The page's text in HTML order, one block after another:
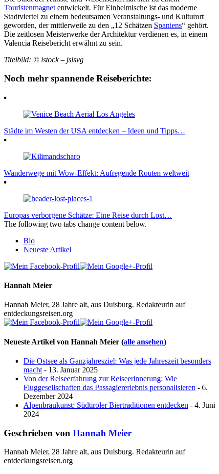
Touristenmagnet entwickelt. Für Einheimische ist das moderne
Stadtviertel zu einem bedeutsamen Veranstaltungs- und Kulturort
geworden, der mittlerweile zu den „12 Schätzen Spaniens“ gehört.
Die zeitlosen Meisterwerke der Architektur verdienen es, in einem
Valencia Reisebericht erwähnt zu sein.
Titelbild: © istock – jslsvg
Noch mehr spannende Reiseberichte:
Städte im Westen der USA entdecken – Ideen und Tipps…
Wanderwege mit Wow-Effekt: Aufregende Routen weltweit
Europas verborgene Schätze: Eine Reise durch Lost…
The following two tabs change content below.
Bio
Neueste Artikel
Hannah Meier
Hannah Meier, 28 Jahre alt, aus Duisburg. Redakteurin auf
entdeckungsreisen.org
Neueste Artikel von Hannah Meier (alle ansehen)
Die Ostsee als Ganzjahresziel: Was jede Jahreszeit besonders
macht - 13. Januar 2025
Von der Reiseerfahrung zur Reiseerinnerung: Wie
Fluggesellschaften das Passagiererlebnis personalisieren - 6.
Dezember 2024
Alpenbraukunst: Südtiroler Biertraditionen entdecken - 4. Juni
2024
Geschrieben von Hannah Meier
Hannah Meier, 28 Jahre alt, aus Duisburg. Redakteurin auf
entdeckungsreisen.org